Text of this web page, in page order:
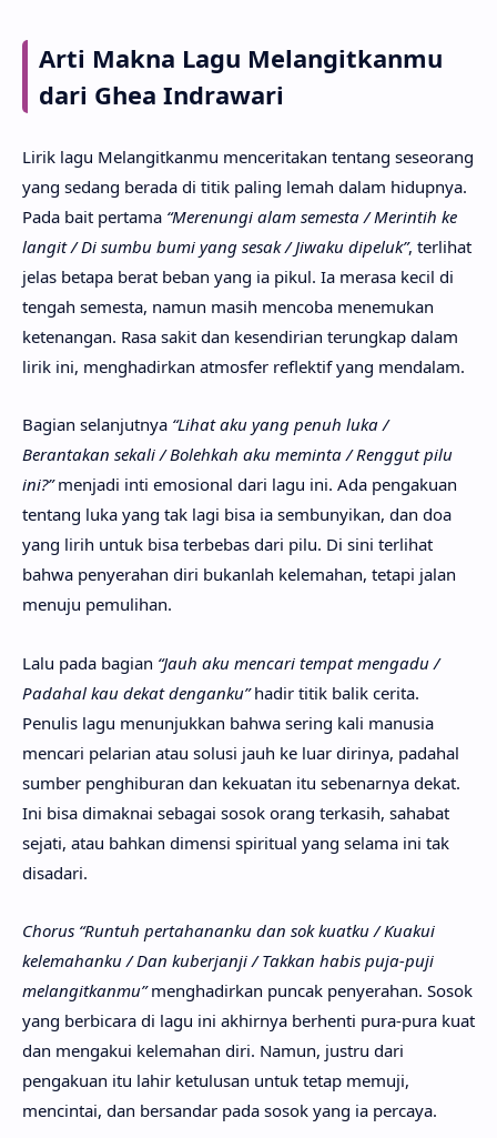
Arti Makna Lagu Melangitkanmu
dari Ghea Indrawari
Lirik lagu Melangitkanmu menceritakan tentang seseorang
yang sedang berada di titik paling lemah dalam hidupnya.
Pada bait pertama “Merenungi alam semesta / Merintih ke
langit / Di sumbu bumi yang sesak / Jiwaku dipeluk”, terlihat
jelas betapa berat beban yang ia pikul. Ia merasa kecil di
tengah semesta, namun masih mencoba menemukan
ketenangan. Rasa sakit dan kesendirian terungkap dalam
lirik ini, menghadirkan atmosfer reflektif yang mendalam.
Bagian selanjutnya “Lihat aku yang penuh luka /
Berantakan sekali / Bolehkah aku meminta / Renggut pilu
ini?”menjadi inti emosional dari lagu ini. Ada pengakuan
tentang luka yang tak lagi bisa ia sembunyikan, dan doa
yang lirih untuk bisa terbebas dari pilu. Di sini terlihat
bahwa penyerahan diri bukanlah kelemahan, tetapi jalan
menuju pemulihan.
Lalu pada bagian “Jauh aku mencari tempat mengadu /
Padahal kau dekat denganku”hadir titik balik cerita.
Penulis lagu menunjukkan bahwa sering kali manusia
mencari pelarian atau solusi jauh ke luar dirinya, padahal
sumber penghiburan dan kekuatan itu sebenarnya dekat.
Ini bisa dimaknai sebagai sosok orang terkasih, sahabat
sejati, atau bahkan dimensi spiritual yang selama ini tak
disadari.
Chorus “Runtuh pertahananku dan sok kuatku / Kuakui
kelemahanku / Dan kuberjanji / Takkan habis puja-puji
melangitkanmu”menghadirkan puncak penyerahan. Sosok
yang berbicara di lagu ini akhirnya berhenti pura-pura kuat
dan mengakui kelemahan diri. Namun, justru dari
pengakuan itu lahir ketulusan untuk tetap memuji,
mencintai, dan bersandar pada sosok yang ia percaya.